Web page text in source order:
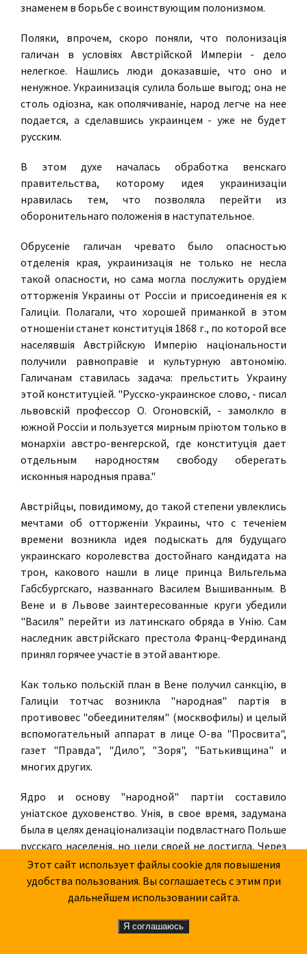
знаменем в борьбе с воинствующим полонизмом.
Поляки, впрочем, скоро поняли, что полонизацiя
галичан в условiях Австрiйской Имперiи - дело
нелегкое. Нашлись люди доказавшiе, что оно и
ненужное. Украинизацiя сулила больше выгод; она не
столь одiозна, как ополячиванiе, народ легче на нее
подается, а сделавшись украинцем - уже не будет
русским.
В этом духе началась обработка венскаго
правительства, которому идея украинизацiи
нравилась тем, что позволяла перейти из
оборонительнаго положенiя в наступательное.
Обрусенiе галичан чревато было опасностью
отделенiя края, украинизацiя не только не несла
такой опасности, но сама могла послужить орудiем
отторженiя Украины от Россiи и присоединенiя ея к
Галицiи. Полагали, что хорошей приманкой в этом
отношенiи станет конституцiя 1868 г., по которой все
населявшiя Австрiйскую Имперiю нацiональности
получили равноправiе и культурную автономiю.
Галичанам ставилась задача: прельстить Украину
этой конституцiей. "Русско-украинское слово, - писал
львовскiй профессор О. Огоновскiй, - замолкло в
южной Россiи и пользуется мирным прiютом только в
монархiи австро-венгерской, где конституцiя дает
отдельным народностям свободу оберегать
исконныя народныя права."
Австрiйцы, повидимому, до такой степени увлеклись
мечтами об отторженiи Украины, что с теченiем
времени возникла идея подыскать для будущаго
украинскаго королевства достойнаго кандидата на
трон, какового нашли в лице принца Вильгельма
Габсбургскаго, названнаго Василем Вышиванным. В
Вене и в Львове заинтересованные круги убедили
"Василя" перейти из латинскаго обряда в Унiю. Сам
наследник австрiйскаго престола Франц-Фердинанд
принял горячее участiе в этой авантюре.
Как только польскiй план в Вене получил санкцiю, в
Галицiи тотчас возникла "народная" партiя в
противовес "обеединителям" (москвофилы) и целый
вспомогательный аппарат в лице О-ва "Просвита",
газет "Правда", "Дило", "Зоря", "Батькивщина" и
многих других.
Ядро и основу "народной" партiи составило
унiатское духовенство. Унiя, в свое время, задумана
была в целях денацiонализацiи подвластнаго Польше
русскаго населенiя, но цели своей не достигла. Через
несколько поколе- нiй после насильственнаго
обращенiя, галицкое населенiе стало разсматривать
свою новую Церковь, как "нацiональную", отличную
находились в юрисдикцiи Ватикана, испытывая
Этот сайт использует файлы cookie для повышения
удобства пользования. Вы соглашаетесь с этим при
дальнейшем использовании сайта.
Я соглашаюсь